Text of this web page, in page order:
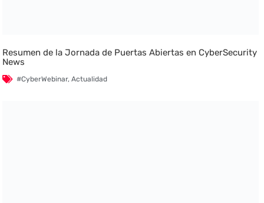
Resumen de la Jornada de Puertas Abiertas en CyberSecurity
News
#CyberWebinar,Actualidad